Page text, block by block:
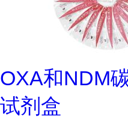
OXA和NDM
试剂盒